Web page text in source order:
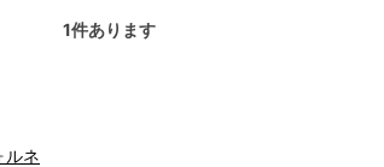
1件あります
ルネ